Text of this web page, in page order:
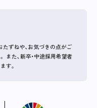
ずねや、お気づきの点がご
また、新卒・中途採用希望者
す。